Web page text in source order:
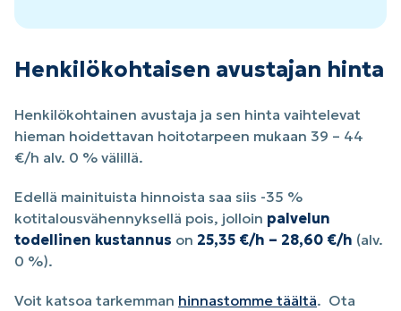
Henkilökohtaisen avustajan hinta
Henkilökohtainen avustaja ja sen hinta vaihtelevat
hieman hoidettavan hoitotarpeen mukaan 39 – 44
€/h alv. 0 % välillä.
Edellä mainituista hinnoista saa siis -35 %
kotitalousvähennyksellä pois, jolloin palvelun
todellinen kustannus on 25,35 €/h – 28,60 €/h (alv.
0 %).
Voit katsoa tarkemman hinnastomme täältä. Ota